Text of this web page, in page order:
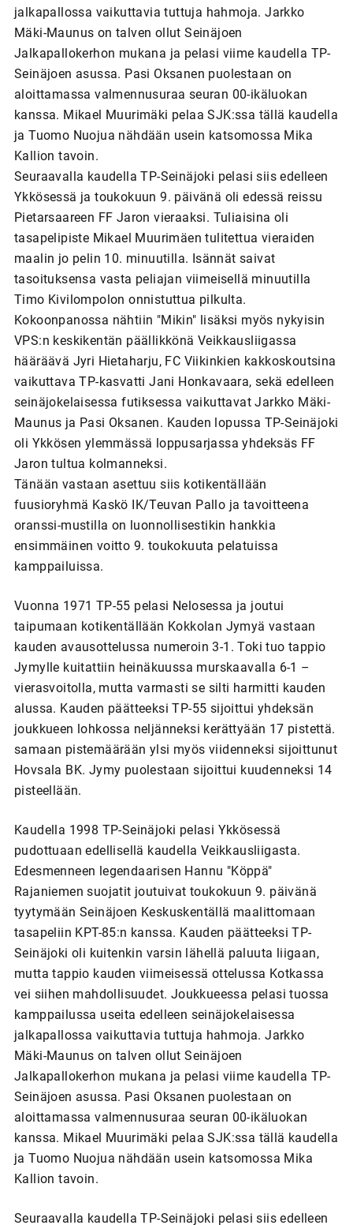
jalkapallossa vaikuttavia tuttuja hahmoja. Jarkko
Mäki-Maunus on talven ollut Seinäjoen
Jalkapallokerhon mukana ja pelasi viime kaudella TP-
Seinäjoen asussa. Pasi Oksanen puolestaan on
aloittamassa valmennusuraa seuran 00-ikäluokan
kanssa. Mikael Muurimäki pelaa SJK:ssa tällä kaudella
ja Tuomo Nuojua nähdään usein katsomossa Mika
Kallion tavoin.
Seuraavalla kaudella TP-Seinäjoki pelasi siis edelleen
Ykkösessä ja toukokuun 9. päivänä oli edessä reissu
Pietarsaareen FF Jaron vieraaksi. Tuliaisina oli
tasapelipiste Mikael Muurimäen tulitettua vieraiden
maalin jo pelin 10. minuutilla. Isännät saivat
tasoituksensa vasta peliajan viimeisellä minuutilla
Timo Kivilompolon onnistuttua pilkulta.
Kokoonpanossa nähtiin "Mikin" lisäksi myös nykyisin
VPS:n keskikentän päällikkönä Veikkausliigassa
hääräävä Jyri Hietaharju, FC Viikinkien kakkoskoutsina
vaikuttava TP-kasvatti Jani Honkavaara, sekä edelleen
seinäjokelaisessa futiksessa vaikuttavat Jarkko Mäki-
Maunus ja Pasi Oksanen. Kauden lopussa TP-Seinäjoki
oli Ykkösen ylemmässä loppusarjassa yhdeksäs FF
Jaron tultua kolmanneksi.
Tänään vastaan asettuu siis kotikentällään
fuusioryhmä Kaskö IK/Teuvan Pallo ja tavoitteena
oranssi-mustilla on luonnollisestikin hankkia
ensimmäinen voitto 9. toukokuuta pelatuissa
kamppailuissa.
Vuonna 1971 TP-55 pelasi Nelosessa ja joutui
taipumaan kotikentällään Kokkolan Jymyä vastaan
kauden avausottelussa numeroin 3-1. Toki tuo tappio
Jymylle kuitattiin heinäkuussa murskaavalla 6-1 –
vierasvoitolla, mutta varmasti se silti harmitti kauden
alussa. Kauden päätteeksi TP-55 sijoittui yhdeksän
joukkueen lohkossa neljänneksi kerättyään 17 pistettä.
samaan pistemäärään ylsi myös viidenneksi sijoittunut
Hovsala BK. Jymy puolestaan sijoittui kuudenneksi 14
pisteellään.
Kaudella 1998 TP-Seinäjoki pelasi Ykkösessä
pudottuaan edellisellä kaudella Veikkausliigasta.
Edesmenneen legendaarisen Hannu "Köppä"
Rajaniemen suojatit joutuivat toukokuun 9. päivänä
tyytymään Seinäjoen Keskuskentällä maalittomaan
tasapeliin KPT-85:n kanssa. Kauden päätteeksi TP-
Seinäjoki oli kuitenkin varsin lähellä paluuta liigaan,
mutta tappio kauden viimeisessä ottelussa Kotkassa
vei siihen mahdollisuudet. Joukkueessa pelasi tuossa
kamppailussa useita edelleen seinäjokelaisessa
jalkapallossa vaikuttavia tuttuja hahmoja. Jarkko
Mäki-Maunus on talven ollut Seinäjoen
Jalkapallokerhon mukana ja pelasi viime kaudella TP-
Seinäjoen asussa. Pasi Oksanen puolestaan on
aloittamassa valmennusuraa seuran 00-ikäluokan
kanssa. Mikael Muurimäki pelaa SJK:ssa tällä kaudella
ja Tuomo Nuojua nähdään usein katsomossa Mika
Kallion tavoin.
Seuraavalla kaudella TP-Seinäjoki pelasi siis edelleen